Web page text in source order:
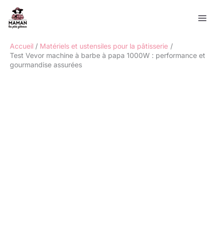
contenu
Accueil
Matériels et ustensiles pour la pâtisserie
Test Vevor machine à barbe à papa 1000W : performance et
gourmandise assurées
Rechercher